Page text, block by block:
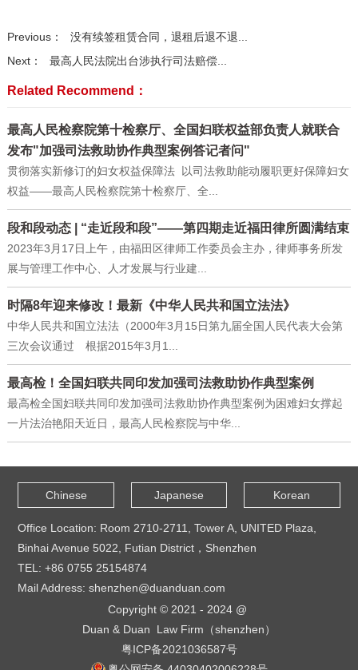
Previous：
没有续签租赁合同，退租后退不退...
Next：
最高人民法院出台涉执行司法赔偿...
Related Recommend：
最高人民检察院第十检察厅、全国妇联权益部负责人就联合
发布"加强司法救助协作典型案例答记者问"
贯彻落实新修订的妇女权益保障法 以司法救助能动履职更好保障妇女
权益——最高人民检察院第十检察厅、全...
段和段动态 | “走近段和段”——第四期走近福田律所圆满结束
2023年3月17日上午，由福田区律师工作委员会主办，律师事务所发
展与管理工作中心、人才发展与行业建...
时隔8年迎来修改！最新《中华人民共和国立法法》
中华人民共和国立法法（2000年3月15日第九届全国人民代表大会第
三次会议通过 根据2015年3月1...
最高检！全国妇联共同印发加强司法救助协作典型案例
最高检全国妇联共同印发加强司法救助协作典型案例为困难妇女撑起
一片法治艳阳天近日，最高人民检察院与中华...
Chinese Japanese Korean
Office Location: Room 2710-2711, Tower A, UNITED Plaza,
Binhai Avenue 5022, Futian District，Shenzhen
TEL: +86 0755 25154874
Mail Address: shenzhen@duanduan.com
Copyright © 2021 - 2024 @
Duan & Duan Law Firm（shenzhen）
粤ICP备2021036587号